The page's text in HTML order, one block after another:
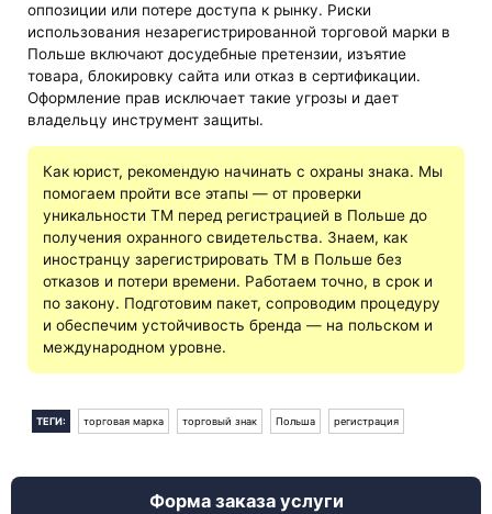
оппозиции или потере доступа к рынку. Риски
использования незарегистрированной торговой марки в
Польше включают досудебные претензии, изъятие
товара, блокировку сайта или отказ в сертификации.
Оформление прав исключает такие угрозы и дает
владельцу инструмент защиты.
Как юрист, рекомендую начинать с охраны знака. Мы
помогаем пройти все этапы — от проверки
уникальности ТМ перед регистрацией в Польше до
получения охранного свидетельства. Знаем, как
иностранцу зарегистрировать ТМ в Польше без
отказов и потери времени. Работаем точно, в срок и
по закону. Подготовим пакет, сопроводим процедуру
и обеспечим устойчивость бренда — на польском и
международном уровне.
ТЕГИ: торговая марка торговый знак Польша регистрация
Форма заказа услуги